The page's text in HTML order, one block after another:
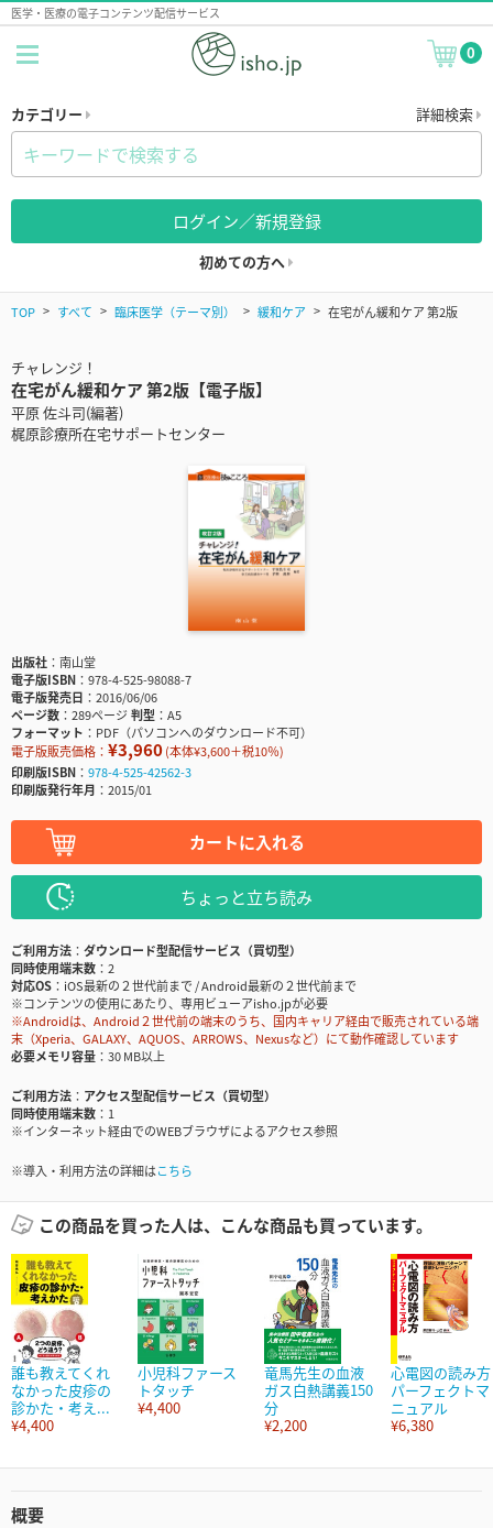
医学・医療の電子コンテンツ配信サービス
0
カテゴリー 詳細検索
ログイン／新規登録
初めての方へ
TOP すべて 臨床医学（テーマ別） 緩和ケア 在宅がん緩和ケア 第2版
チャレンジ！
在宅がん緩和ケア 第2版【電子版】
平原 佐斗司(編著)
梶原診療所在宅サポートセンター
出版社
南山堂
電子版ISBN
978-4-525-98088-7
電子版発売日
2016/06/06
ページ数
289ページ判型
A5
フォーマット
PDF（パソコンへのダウンロード不可）
電子版販売価格： ¥3,960(本体¥3,600＋税10％)
印刷版ISBN
978-4-525-42562-3
印刷版発行年月
2015/01
カートに入れる
ちょっと立ち読み
ご利用方法
ダウンロード型配信サービス（買切型）
同時使用端末数
2
対応OS
iOS最新の２世代前まで / Android最新の２世代前まで
※コンテンツの使用にあたり、専用ビューアisho.jpが必要
※Androidは、Android２世代前の端末のうち、国内キャリア経由で販売されている端
末（Xperia、GALAXY、AQUOS、ARROWS、Nexusなど）にて動作確認しています
必要メモリ容量
30 MB以上
ご利用方法
アクセス型配信サービス（買切型）
同時使用端末数
1
※インターネット経由でのWEBブラウザによるアクセス参照
※導入・利用方法の詳細はこちら
この商品を買った人は、こんな商品も買っています。
誰も教えてくれ
なかった皮疹の
診かた・考え...
¥4,400
小児科ファース
トタッチ
¥4,400
竜馬先生の血液
ガス白熱講義150
分
¥2,200
心電図の読み方
パーフェクトマ
ニュアル
¥6,380
概要